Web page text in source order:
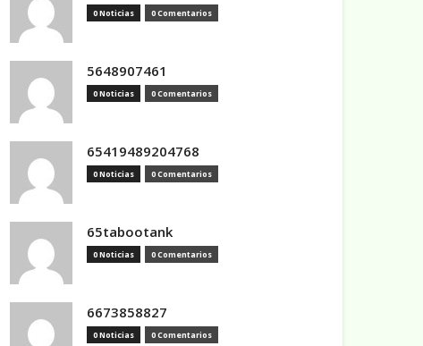
0 Noticias 0 Comentarios
5648907461
0 Noticias 0 Comentarios
65419489204768
0 Noticias 0 Comentarios
65tabootank
0 Noticias 0 Comentarios
6673858827
0 Noticias 0 Comentarios